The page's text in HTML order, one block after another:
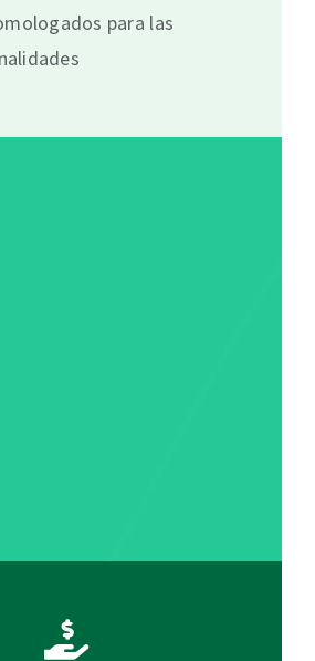
para las